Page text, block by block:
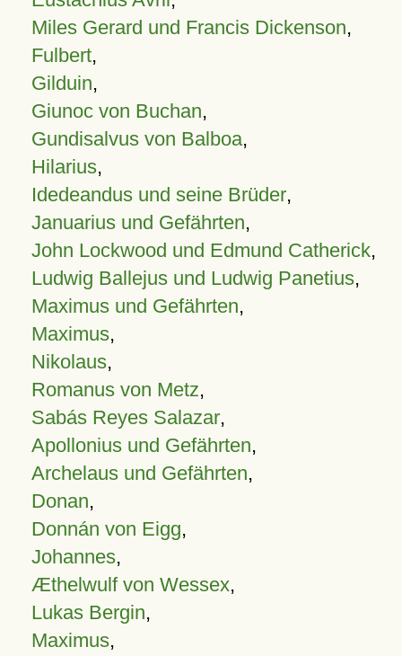
Miles Gerard und Francis Dickenson,
Fulbert,
Gilduin,
Giunoc von Buchan,
Gundisalvus von Balboa,
Hilarius,
Idedeandus und seine Brüder,
Januarius und Gefährten,
John Lockwood und Edmund Catherick,
Ludwig Ballejus und Ludwig Panetius,
Maximus und Gefährten,
Maximus,
Nikolaus,
Romanus von Metz,
Sabás Reyes Salazar,
Apollonius und Gefährten,
Archelaus und Gefährten,
Donan,
Donnán von Eigg,
Johannes,
Æthelwulf von Wessex,
Lukas Bergin,
Maximus,